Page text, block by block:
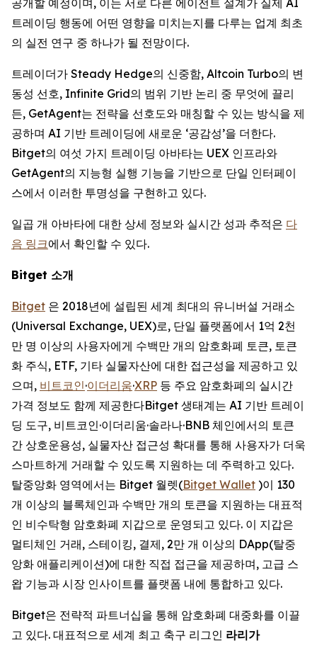
트레이딩 행동에 어떤 영향을 미치는지를 다루는 업계 최초
의 실전 연구 중 하나가 될 전망이다.
트레이더가 Steady Hedge의 신중함, Altcoin Turbo의 변
동성 선호, Infinite Grid의 범위 기반 논리 중 무엇에 끌리
든, GetAgent는 전략을 선호도와 매칭할 수 있는 방식을 제
공하며 AI 기반 트레이딩에 새로운 ‘공감성’을 더한다.
Bitget의 여섯 가지 트레이딩 아바타는 UEX 인프라와
GetAgent의 지능형 실행 기능을 기반으로 단일 인터페이
스에서 이러한 투명성을 구현하고 있다.
일곱 개 아바타에 대한 상세 정보와 실시간 성과 추적은 다
음 링크에서 확인할 수 있다.
Bitget 소개
Bitget 은 2018년에 설립된 세계 최대의 유니버설 거래소
(Universal Exchange, UEX)로, 단일 플랫폼에서 1억 2천
만 명 이상의 사용자에게 수백만 개의 암호화폐 토큰, 토큰
화 주식, ETF, 기타 실물자산에 대한 접근성을 제공하고 있
으며, 비트코인·이더리움·XRP 등 주요 암호화폐의 실시간
가격 정보도 함께 제공한다Bitget 생태계는 AI 기반 트레이
딩 도구, 비트코인·이더리움·솔라나·BNB 체인에서의 토큰
간 상호운용성, 실물자산 접근성 확대를 통해 사용자가 더욱
스마트하게 거래할 수 있도록 지원하는 데 주력하고 있다.
탈중앙화 영역에서는 Bitget 월렛(Bitget Wallet )이 130
개 이상의 블록체인과 수백만 개의 토큰을 지원하는 대표적
인 비수탁형 암호화폐 지갑으로 운영되고 있다. 이 지갑은
멀티체인 거래, 스테이킹, 결제, 2만 개 이상의 DApp(탈중
앙화 애플리케이션)에 대한 직접 접근을 제공하며, 고급 스
왑 기능과 시장 인사이트를 플랫폼 내에 통합하고 있다.
Bitget은 전략적 파트너십을 통해 암호화폐 대중화를 이끌
고 있다. 대표적으로 세계 최고 축구 리그인 라리가